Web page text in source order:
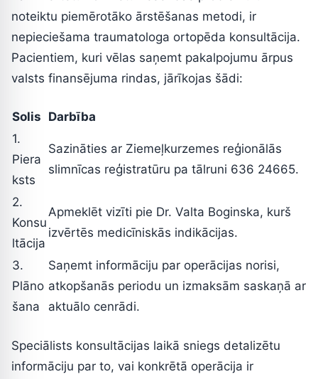
noteiktu piemērotāko ārstēšanas metodi, ir
nepieciešama traumatologa ortopēda konsultācija.
Pacientiem, kuri vēlas saņemt pakalpojumu ārpus
valsts finansējuma rindas, jārīkojas šādi:
Solis Darbība
1.
Piera
ksts
Sazināties ar Ziemeļkurzemes reģionālās
slimnīcas reģistratūru pa tālruni 636 24665.
2.
Konsu
ltācija
Apmeklēt vizīti pie Dr. Valta Boginska, kurš
izvērtēs medicīniskās indikācijas.
3.
Plāno
šana
Saņemt informāciju par operācijas norisi,
atkopšanās periodu un izmaksām saskaņā ar
aktuālo cenrādi.
Speciālists konsultācijas laikā sniegs detalizētu
informāciju par to, vai konkrētā operācija ir